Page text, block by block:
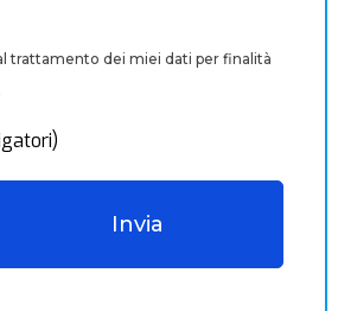
trattamento dei miei dati per finalità